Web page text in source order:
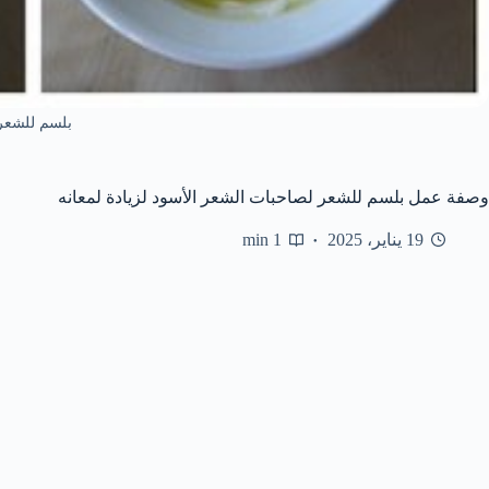
بلسم
وصفة عمل بلسم للشعر لصاحبات الشعر الأسود لزيادة لمعانه
19 يناير، 2025 1 min